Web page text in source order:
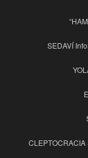
SEDAVÍ
CLEPTOCRACIA